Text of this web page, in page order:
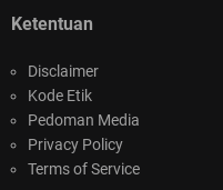
Ketentuan
Disclaimer
Kode Etik
Pedoman Media
Privacy Policy
Terms of Service